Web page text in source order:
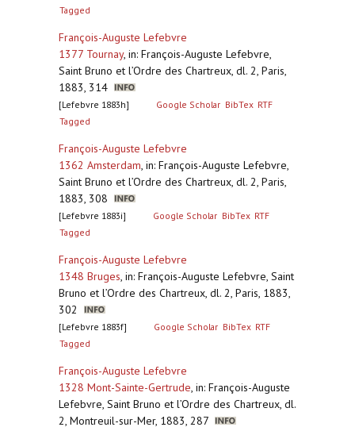
Tagged
François-Auguste Lefebvre
1377 Tournay, in: François-Auguste Lefebvre,
Saint Bruno et l’Ordre des Chartreux, dl. 2, Paris,
1883, 314
[Lefebvre 1883h] Google Scholar BibTex RTF
Tagged
François-Auguste Lefebvre
1362 Amsterdam, in: François-Auguste Lefebvre,
Saint Bruno et l’Ordre des Chartreux, dl. 2, Paris,
1883, 308
[Lefebvre 1883i] Google Scholar BibTex RTF
Tagged
François-Auguste Lefebvre
1348 Bruges, in: François-Auguste Lefebvre, Saint
Bruno et l’Ordre des Chartreux, dl. 2, Paris, 1883,
302
[Lefebvre 1883f] Google Scholar BibTex RTF
Tagged
François-Auguste Lefebvre
1328 Mont-Sainte-Gertrude, in: François-Auguste
Lefebvre, Saint Bruno et l’Ordre des Chartreux, dl.
2, Montreuil-sur-Mer, 1883, 287